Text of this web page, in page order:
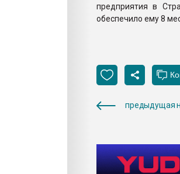
предприятия в
обеспечило ему 8
предыдущая